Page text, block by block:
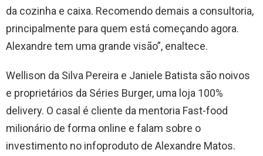
da cozinha e caixa. Recomendo demais a consultoria,
principalmente para quem está começando agora.
Alexandre tem uma grande visão”, enaltece.
Wellison da Silva Pereira e Janiele Batista são noivos
e proprietários da Séries Burger, uma loja 100%
delivery. O casal é cliente da mentoria Fast-food
milionário de forma online e falam sobre o
investimento no infoproduto de Alexandre Matos.